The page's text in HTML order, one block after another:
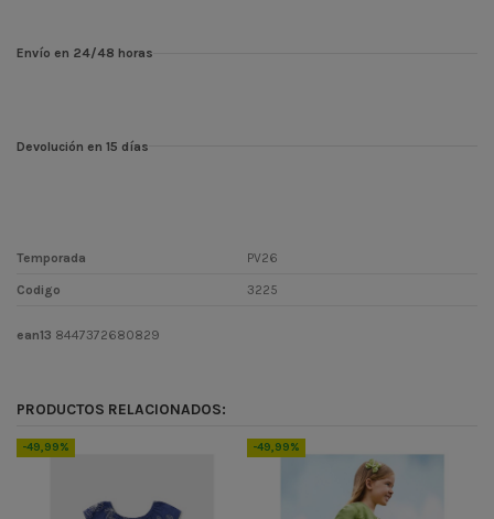
Envío en 24/48 horas
Devolución en 15 días
Temporada PV26
Codigo 3225
ean13 8447372680829
PRODUCTOS RELACIONADOS:
-49,99% -49,99%